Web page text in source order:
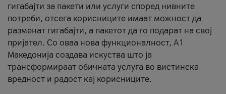
гигабајти за пакети или услуги според нивните
потреби, отсега корисниците имаат можност да
разменат гигабајти, а пакетот да го подарат на свој
пријател. Со оваа нова функционалност, А1
Македонија создава искуства што ја
трансформираат обичната услуга во вистинска
вредност и радост кај корисниците.